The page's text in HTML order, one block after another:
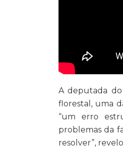
A deputada do
florestal, uma
“um erro
problemas da
resolver”,